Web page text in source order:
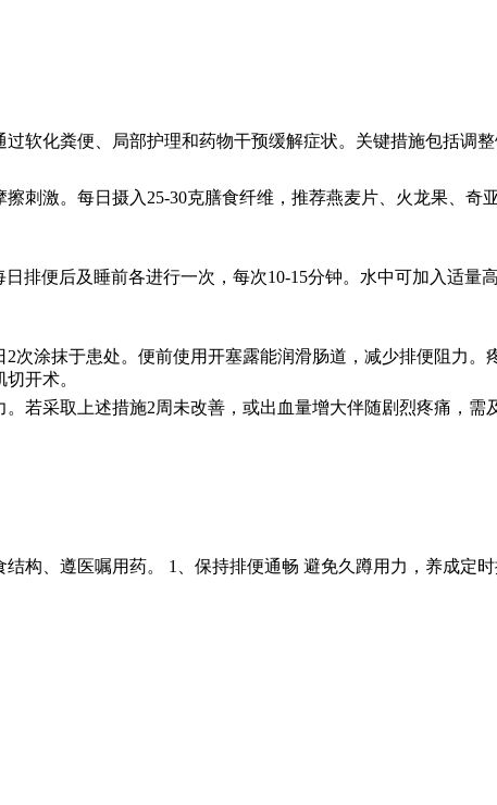
软化粪便、局部护理和药物干预缓解症状。关键措施包括调
刺激。每日摄入25-30克膳食纤维，推荐燕麦片、火龙果、奇
排便后及睡前各进行一次，每次10-15分钟。水中可加入适量
次涂抹于患处。便前使用开塞露能润滑肠道，减少排便阻力
开术。
若采取上述措施2周未改善，或出血量增大伴随剧烈疼痛，
构、遵医嘱用药。 1、保持排便通畅 避免久蹲用力，养成定